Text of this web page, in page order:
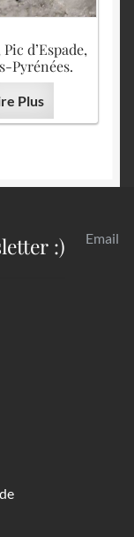
d’Espade,
Pyrénées.
Plus
:) Email